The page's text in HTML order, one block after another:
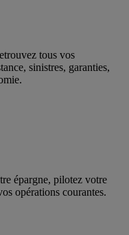
tous vos
sinistres, garanties,
épargne, pilotez votre
opérations courantes.